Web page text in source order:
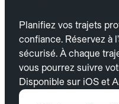
Planifiez vos trajets
confiance. Réservez à
sécurisé. À chaque
vous pourrez suivre
Disponible sur iOS et